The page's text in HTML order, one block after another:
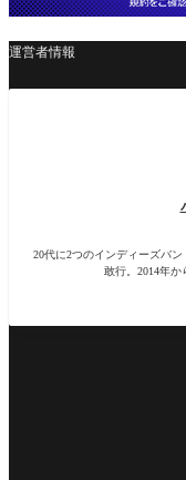
運営者情報
20代に2つのインディーズバ
敢行。2014年か